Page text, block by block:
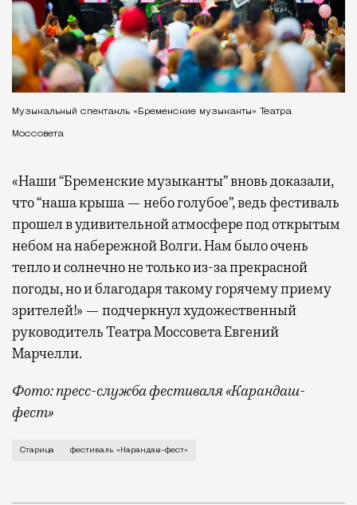
Музыкальный спектакль «Бременские музыканты» Театра
Моссовета
«Наши “Бременские музыканты” вновь доказали,
что “наша крыша — небо голубое”, ведь фестиваль
прошел в удивительной атмосфере под открытым
небом на набережной Волги. Нам было очень
тепло и солнечно не только из-за прекрасной
погоды, но и благодаря такому горячему приему
зрителей!» — подчеркнул художественный
руководитель Театра Моссовета Евгений
Марчелли.
Фото: пресс-служба фестиваля «Карандаш-
фест»
В минувший уикенд маленькая Старица в
Старица фестиваль «Карандаш-фест»